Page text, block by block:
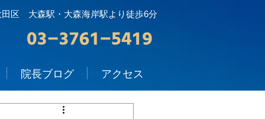
田区 大森駅・大森海岸駅より徒歩6分
院長ブログ アクセス